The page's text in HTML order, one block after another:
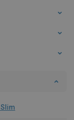
Slim